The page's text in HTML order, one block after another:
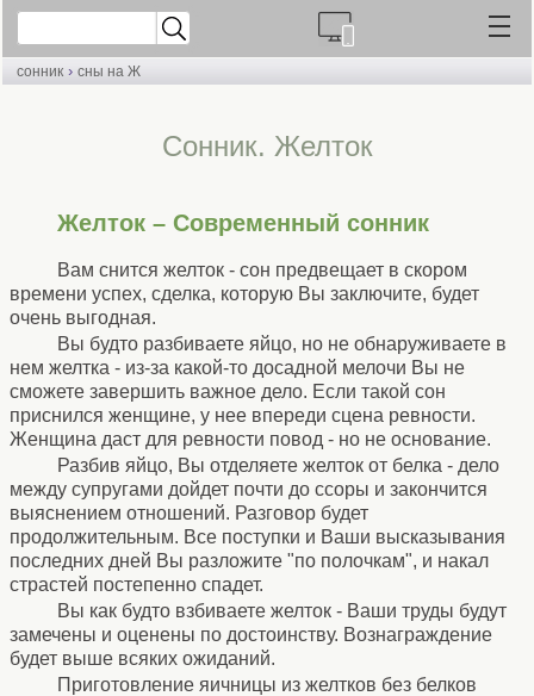
сонник › сны на Ж
Cонник. Желток
Желток – Современный сонник
Вам снится желток - сон предвещает в скором
времени успех, сделка, которую Вы заключите, будет
очень выгодная.
Вы будто разбиваете яйцо, но не обнаруживаете в
нем желтка - из-за какой-то досадной мелочи Вы не
сможете завершить важное дело. Если такой сон
приснился женщине, у нее впереди сцена ревности.
Женщина даст для ревности повод - но не основание.
Разбив яйцо, Вы отделяете желток от белка - дело
между супругами дойдет почти до ссоры и закончится
выяснением отношений. Разговор будет
продолжительным. Все поступки и Ваши высказывания
последних дней Вы разложите "по полочкам", и накал
страстей постепенно спадет.
Вы как будто взбиваете желток - Ваши труды будут
замечены и оценены по достоинству. Вознаграждение
будет выше всяких ожиданий.
Приготовление яичницы из желтков без белков